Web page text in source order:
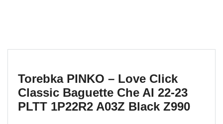
Torebka PINKO – Love Click
Classic Baguette Che AI 22-23
PLTT 1P22R2 A03Z Black Z990